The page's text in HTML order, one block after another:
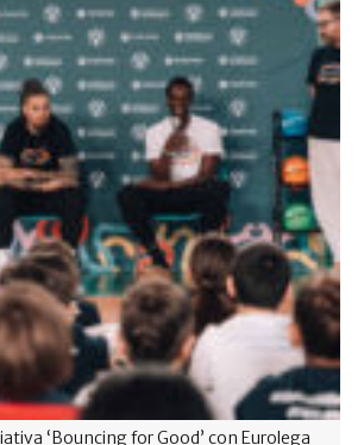
‘Bouncing for Good’ con Eurolega